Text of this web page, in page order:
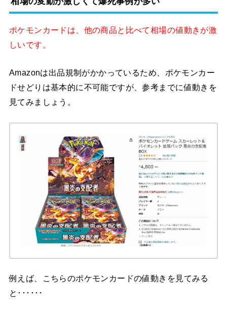
ポケモンカードは、他の商品と比べて相場の値動きが激
しいです。
Amazonは出品規制がかかっているため、ポケモンカー
ドせどりは基本的に不可能ですが、参考までに値動きを
見てみましょう。
例えば、こちらのポケモンカードの値動きを見てみる
と･･････